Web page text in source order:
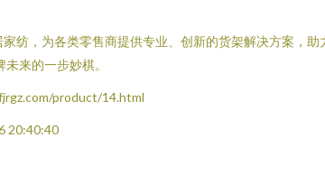
纺，为各类零售商提供专业、创新的货架解决方案，
来的一步妙棋。
product/14.html
20:40:40